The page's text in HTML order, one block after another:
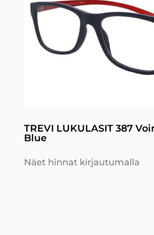
TREVI LUKULASIT 387
Blue
Näet hinnat kirjautumalla